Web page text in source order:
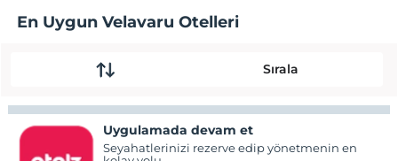
En Uygun Velavaru Otelleri
Sırala
Uygulamada devam et
Seyahatlerinizi rezerve edip yönetmenin en